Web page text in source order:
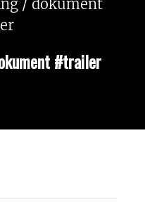
#trailer